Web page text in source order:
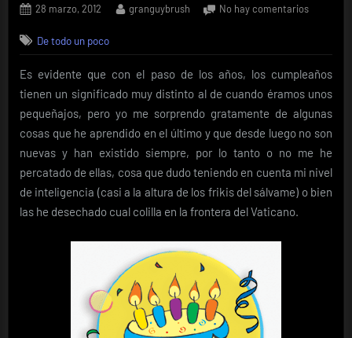
Posted
28 marzo, 2012 By
granguybrush No hay comentariosen
seas..
De todo un poco
Es evidente que con el paso de los años, los cumpleaños
tienen un significado muy distinto al de cuando éramos unos
pequeñajos, pero yo me sorprendo gratamente de algunas
cosas que he aprendido en el último y que desde luego no son
nuevas y han existido siempre, por lo tanto o no me he
percatado de ellas, cosa que dudo teniendo en cuenta mi nivel
de inteligencia (casi a la altura de los frikis del sálvame) o bien
las he desechado cual colilla en la frontera del Vaticano.